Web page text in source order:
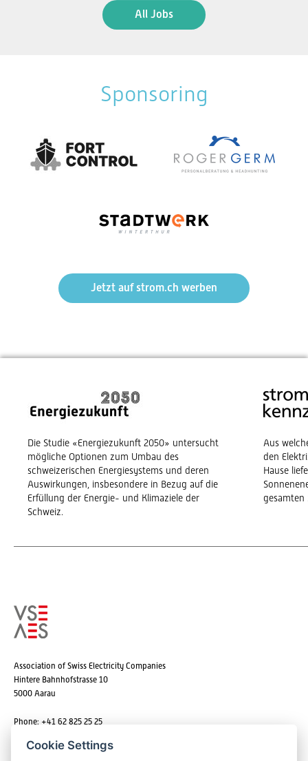
All Jobs
Sponsoring
Jetzt auf strom.ch werben
Die Studie «Energiezukunft 2050» untersucht
mögliche Optionen zum Umbau des
schweizerischen Energiesystems und deren
Auswirkungen, insbesondere in Bezug auf die
Erfüllung der Energie- und Klimaziele der
Schweiz.
Aus
den
Hause
gesamten
Association of Swiss Electricity Companies
Hintere Bahnhofstrasse 10
5000 Aarau
Phone: +41 62 825 25 25
Cookie Settings